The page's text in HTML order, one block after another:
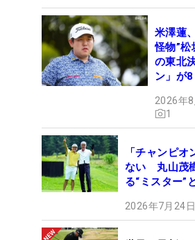
米澤蓮
怪物”
の東北
ン」が
2026年
1
「チャンピ
ない 丸山茂
る“ミスター”
2026年7月24